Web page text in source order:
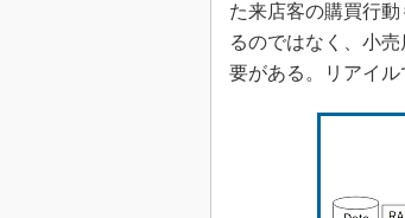
た来店客の購買行
るのではなく、小
要がある。リアイル